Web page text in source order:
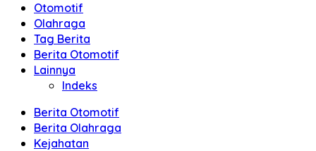
Otomotif
Olahraga
Tag Berita
Berita Otomotif
Lainnya
Indeks
Berita Otomotif
Berita Olahraga
Kejahatan